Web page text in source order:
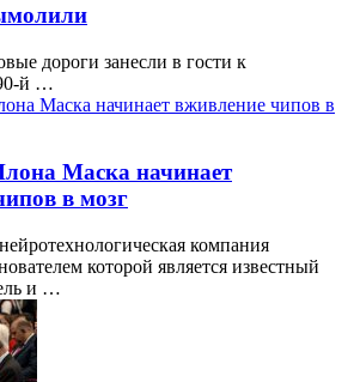
дороги занесли в гости к
й …
Маска начинает
в мозг
компания
которой является известный
и …